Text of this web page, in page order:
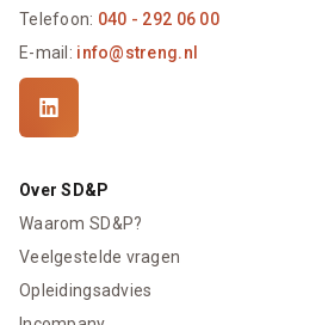
Telefoon: 040 - 292 06 00
E-mail: info@streng.nl
Over SD&P
Waarom SD&P?
Veelgestelde vragen
Opleidingsadvies